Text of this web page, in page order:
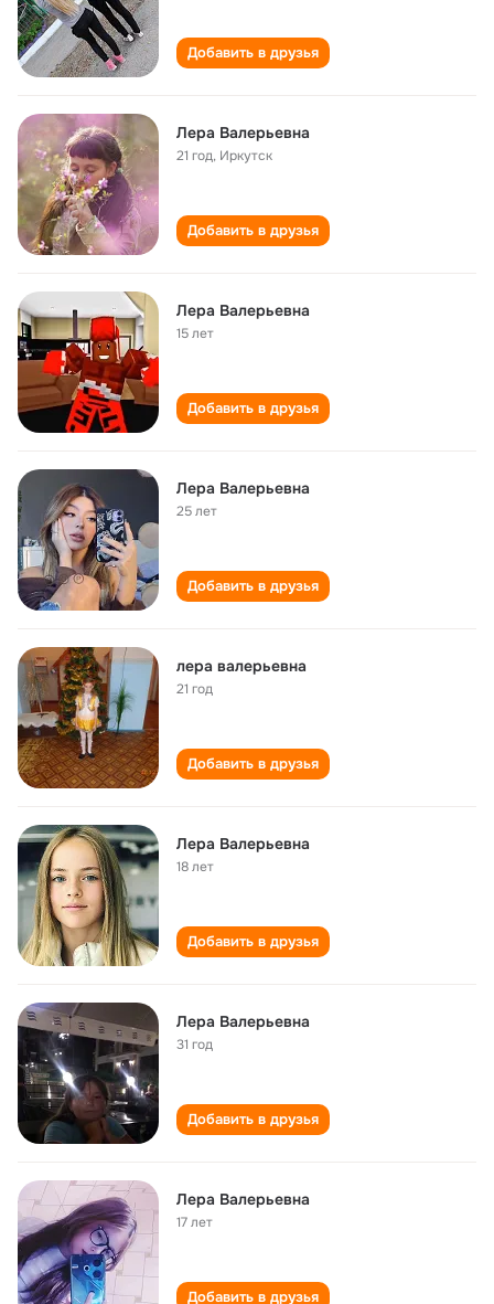
Добавить в друзья
Лера Валерьевна
21 год, Иркутск
Добавить в друзья
Лера Валерьевна
15 лет
Добавить в друзья
Лера Валерьевна
25 лет
Добавить в друзья
лера валерьевна
21 год
Добавить в друзья
Лера Валерьевна
18 лет
Добавить в друзья
Лера Валерьевна
31 год
Добавить в друзья
Лера Валерьевна
17 лет
Добавить в друзья